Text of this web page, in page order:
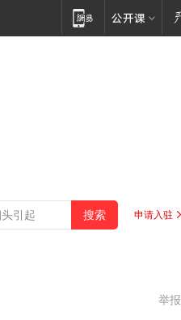
申请入驻
举报